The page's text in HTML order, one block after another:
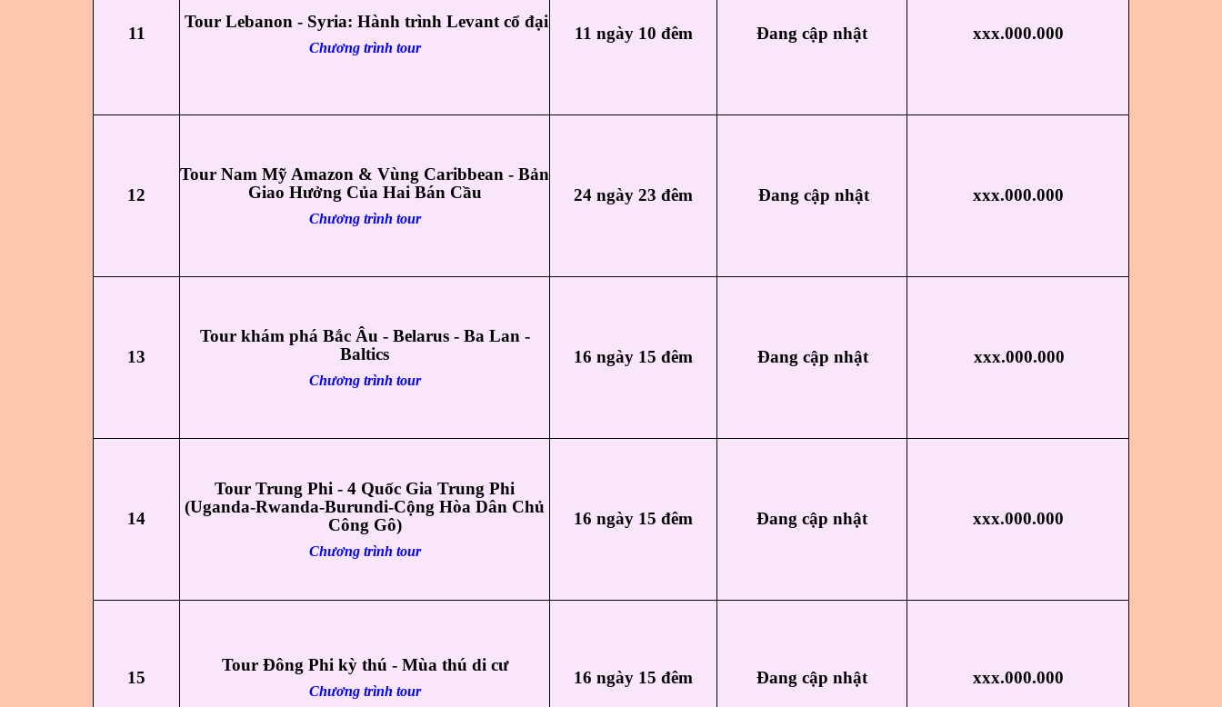
11
Tour Lebanon - Syria: Hành trình Levant cổ đại
Chương trình tour
11 ngày 10 đêm Đang cập nhật xxx.000.000
12
Tour Nam Mỹ Amazon & Vùng Caribbean - Bản
Giao Hưởng Của Hai Bán Cầu
Chương trình tour
24 ngày 23 đêm Đang cập nhật xxx.000.000
13
Tour khám phá Bắc Âu - Belarus - Ba Lan -
Baltics
Chương trình tour
16 ngày 15 đêm Đang cập nhật xxx.000.000
14
Tour Trung Phi - 4 Quốc Gia Trung Phi
(Uganda-Rwanda-Burundi-Cộng Hòa Dân Chủ
Công Gô)
Chương trình tour
16 ngày 15 đêm Đang cập nhật xxx.000.000
15
Tour Đông Phi kỳ thú - Mùa thú di cư
Chương trình tour
16 ngày 15 đêm Đang cập nhật xxx.000.000